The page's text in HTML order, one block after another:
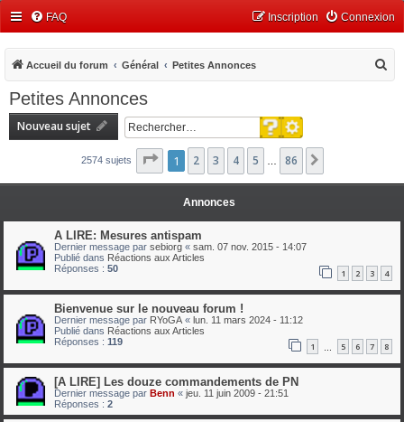
FAQ Connexion
Inscription
Accueil du forum Général Petites Annonces
Petites Annonces
Nouveau sujet
Rechercher
Recherche avancée
2574 sujets Page sur86
1 2 3 4 5 86
Annonces
A LIRE: Mesures antispam
Dernier message par sebiorg « sam. 07 nov. 2015 - 14:07
Publié dans Réactions aux Articles
Réponses : 50 1 2 3 4
Bienvenue sur le nouveau forum !
Dernier message par RYoGA « lun. 11 mars 2024 - 11:12
Publié dans Réactions aux Articles
Réponses : 119 1 … 5 6 7 8
[A LIRE] Les douze commandements de PN
Dernier message par Benn « jeu. 11 juin 2009 - 21:51
Réponses : 2